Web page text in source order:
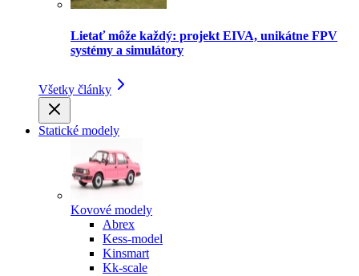
Lietať môže každý: projekt EIVA, unikátne FPV
systémy a simulátory
Všetky články
Statické modely
Kovové modely
Abrex
Kess-model
Kinsmart
Kk-scale